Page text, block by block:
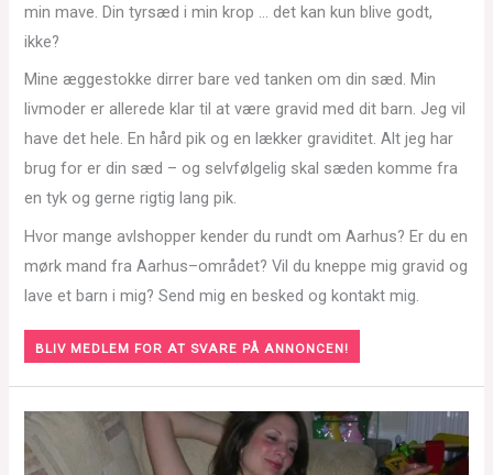
min mave. Din tyrsæd i min krop … det kan kun blive godt,
ikke?
Mine æggestokke dirrer bare ved tanken om din sæd. Min
livmoder er allerede klar til at være gravid med dit barn. Jeg vil
have det hele. En hård pik og en lækker graviditet. Alt jeg har
brug for er din sæd – og selvfølgelig skal sæden komme fra
en tyk og gerne rigtig lang pik.
Hvor mange avlshopper kender du rundt om Aarhus? Er du en
mørk mand fra Aarhus–området? Vil du kneppe mig gravid og
lave et barn i mig? Send mig en besked og kontakt mig.
BLIV MEDLEM FOR AT SVARE PÅ ANNONCEN!